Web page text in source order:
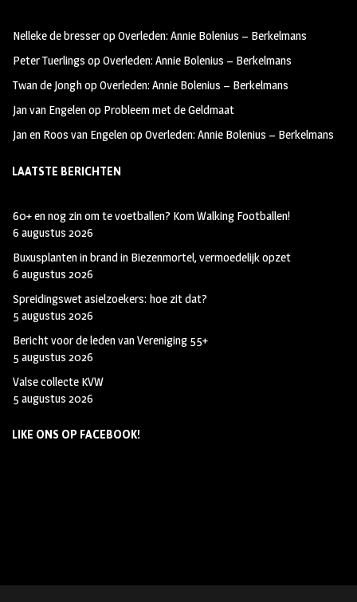
oo
k
m
Nelleke de bresseropOverleden: Annie Bolenius – Berkelmans
Peter Tuerlings opOverleden: Annie Bolenius – Berkelmans
Twan de JonghopOverleden: Annie Bolenius – Berkelmans
Jan van Engelenop Probleem met de Geldmaat
Jan en Roos van EngelenopOverleden: Annie Bolenius – Berkelmans
LAATSTE BERICHTEN
60+ en nog zin om te voetballen? Kom Walking Footballen!
6 augustus 2026
Buxusplanten in brand in Biezenmortel, vermoedelijk opzet
6 augustus 2026
Spreidingswet asielzoekers: hoe zit dat?
5 augustus 2026
Bericht voor de leden van Vereniging 55+
5 augustus 2026
Valse collecte KVW
5 augustus 2026
LIKE ONS OP FACEBOOK!